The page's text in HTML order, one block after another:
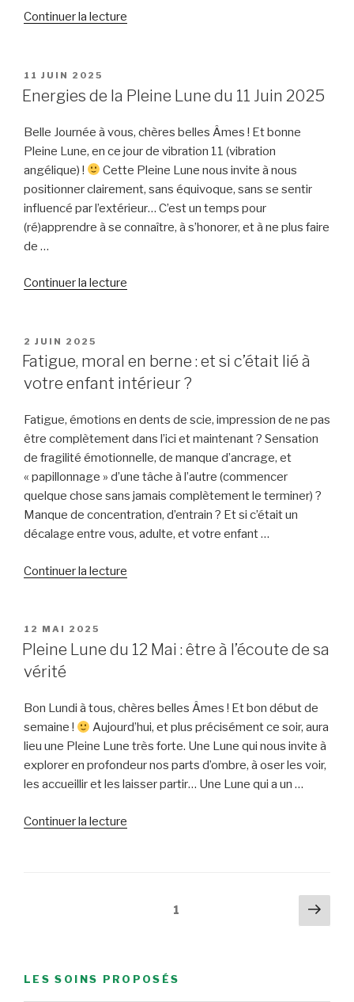
Continuer la lecture
ses
ans
! »
PUBLIÉ
LE
11 JUIN 2025
Energies de la Pleine Lune du 11 Juin 2025
Belle Journée à vous, chères belles Âmes ! Et bonne
Pleine Lune, en ce jour de vibration 11 (vibration
angélique) !
Cette Pleine Lune nous invite à nous
positionner clairement, sans équivoque, sans se sentir
influencé par l’extérieur… C’est un temps pour
(ré)apprendre à se connaître, à s’honorer, et à ne plus faire
de …
Continuer la lecture
Pleine
Lune
11
Juin
2025 »
PUBLIÉ
LE
2 JUIN 2025
Fatigue, moral en berne : et si c’était lié à
votre enfant intérieur ?
Fatigue, émotions en dents de scie, impression de ne pas
être complètement dans l’ici et maintenant ? Sensation
de fragilité émotionnelle, de manque d’ancrage, et
« papillonnage » d’une tâche à l’autre (commencer
quelque chose sans jamais complètement le terminer) ?
Manque de concentration, d’entrain ? Et si c’était un
décalage entre vous, adulte, et votre enfant …
Continuer la lecture
berne
si
c’était
lié
à
votre
PUBLIÉ
LE
12 MAI 2025
Pleine Lune du 12 Mai : être à l’écoute de sa
vérité
Bon Lundi à tous, chères belles Âmes ! Et bon début de
semaine !
Aujourd’hui, et plus précisément ce soir, aura
lieu une Pleine Lune très forte. Une Lune qui nous invite à
explorer en profondeur nos parts d’ombre, à oser les voir,
les accueillir et les laisser partir… Une Lune qui a un …
Continuer la lecture
à
1
LES SOINS PROPOSÉS